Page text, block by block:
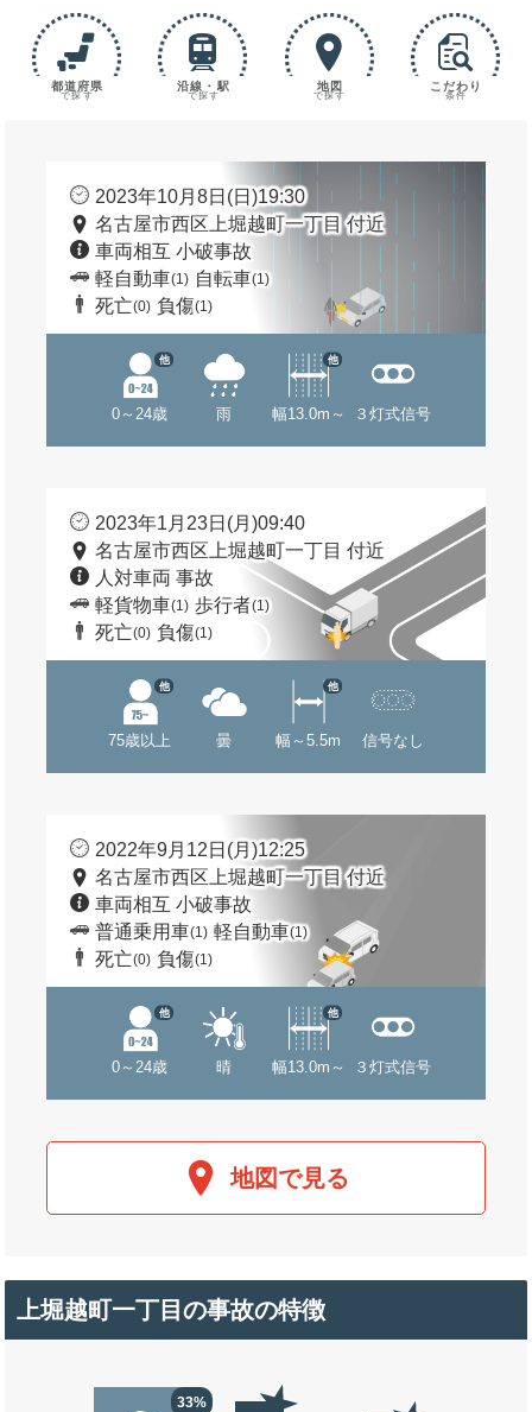
都道府県
で探す
沿線・駅
で探す
地図
で探す
こだわり
条件
2023年10月8日(日)19:30
名古屋市西区上堀越町一丁目 付近
車両相互 小破事故
軽自動車(1) 自転車(1)
死亡(0) 負傷(1)
0～24歳
他
雨 幅13.0m～
他
３灯式信号
2023年1月23日(月)09:40
名古屋市西区上堀越町一丁目 付近
人対車両 事故
軽貨物車(1) 歩行者(1)
死亡(0) 負傷(1)
75歳以上
他
曇 幅～5.5m
他
信号なし
2022年9月12日(月)12:25
名古屋市西区上堀越町一丁目 付近
車両相互 小破事故
普通乗用車(1) 軽自動車(1)
死亡(0) 負傷(1)
0～24歳
他
晴 幅13.0m～
他
３灯式信号
地図で見る
上堀越町一丁目の事故の特徴
33%